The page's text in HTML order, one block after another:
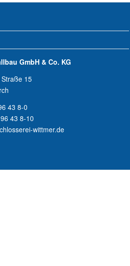
GmbH & Co. KG
15
43 8-0
43 8-10
wittmer.de